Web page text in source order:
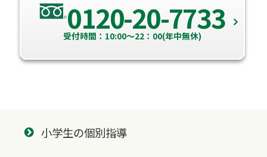
0120-20-7733
受付時間：10:00～22：00(年中無休)
小学生の個別指導